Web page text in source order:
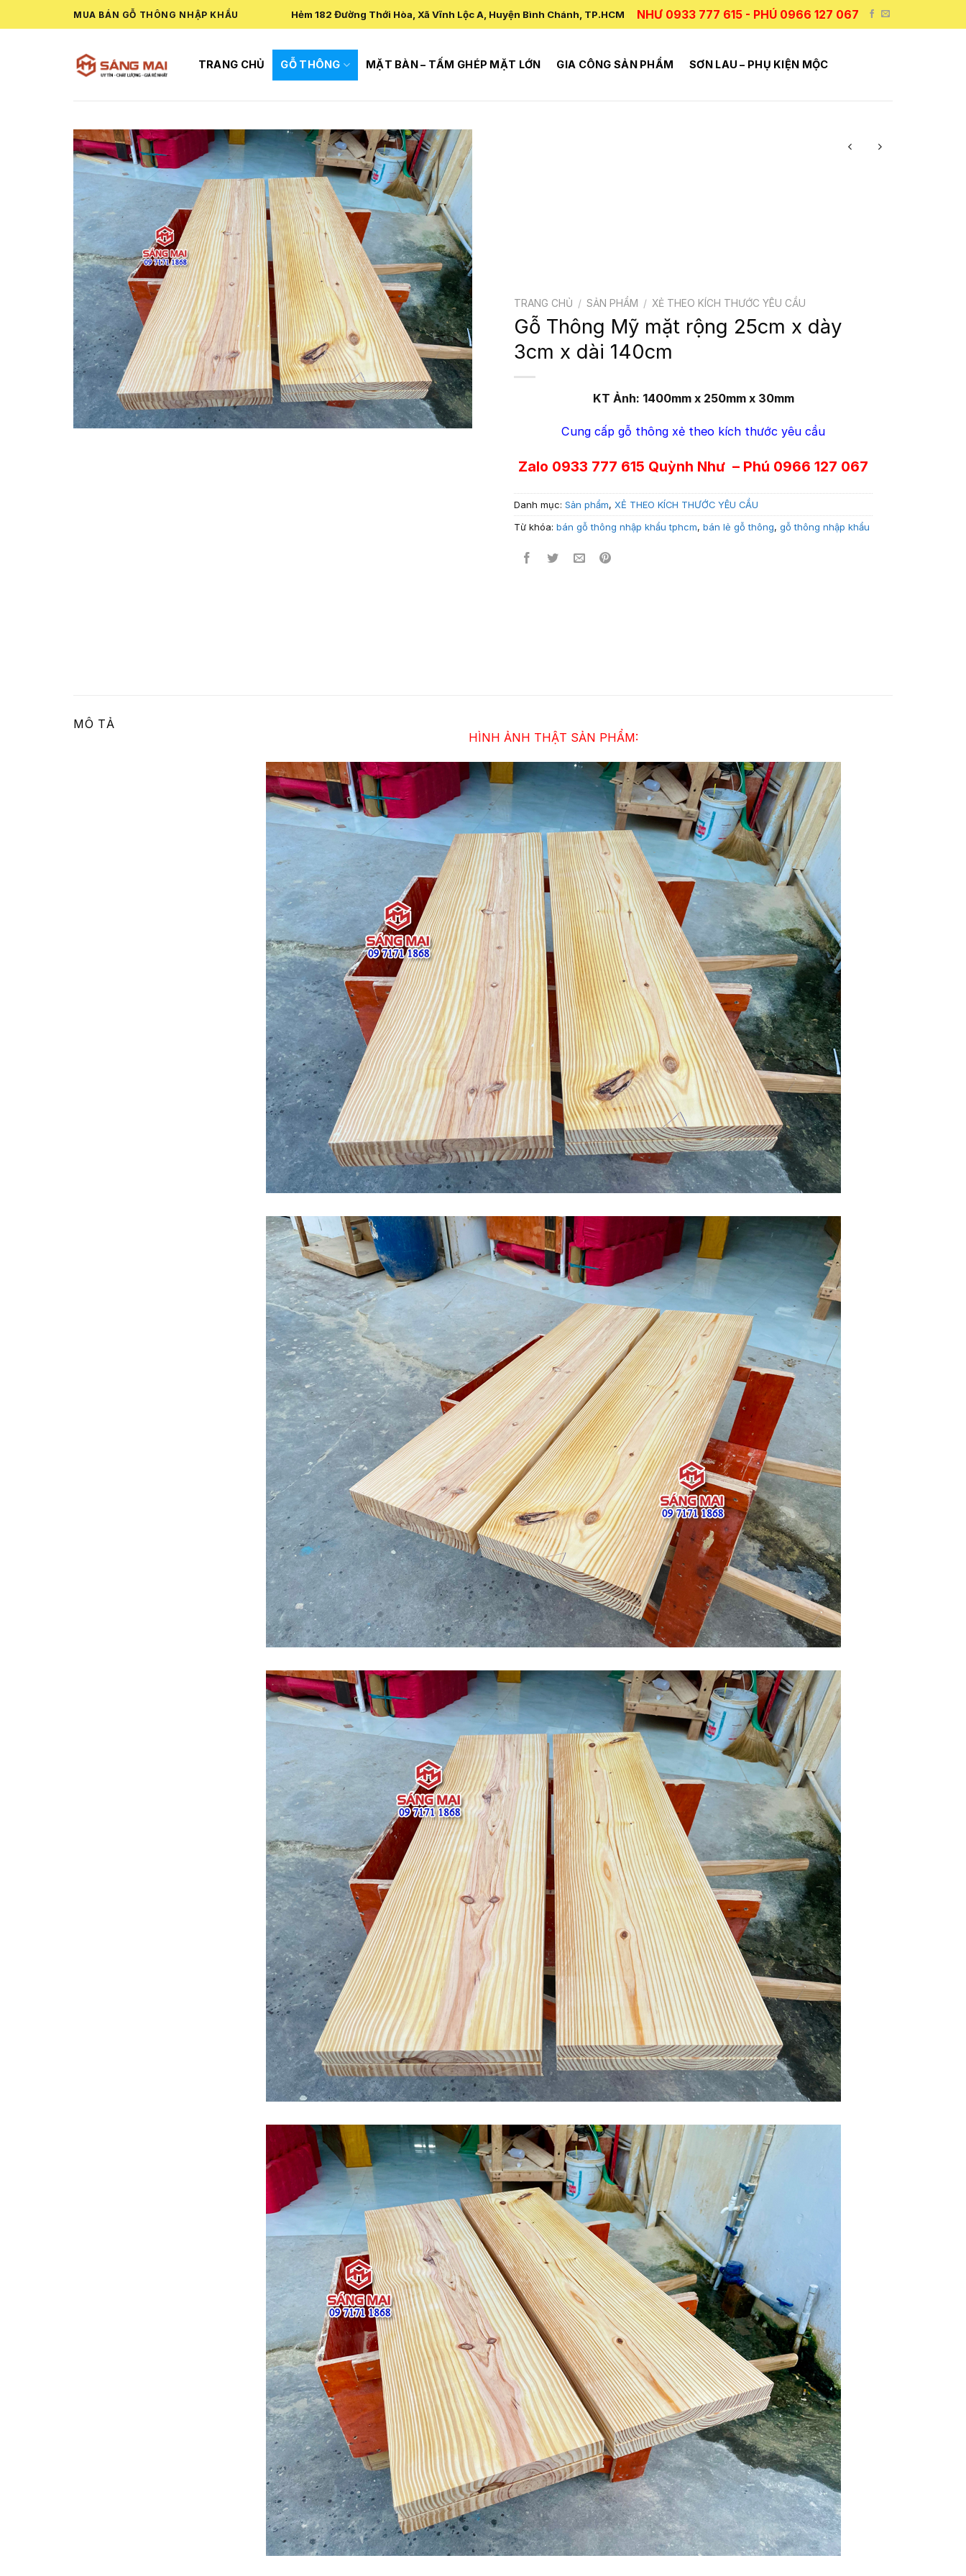
to
MUA BÁN GỖ THÔNG NHẬP KHẨU Hẻm 182 Đường Thới Hòa, Xã Vĩnh Lộc A, Huyện Bình Chánh, TP.HCM NHƯ 0933 777 615 - PHÚ 0966 127 067
TRANG CHỦ GỖ THÔNG MẶT BÀN – TẤM GHÉP MẶT LỚN GIA CÔNG SẢN PHẨM SƠN LAU – PHỤ KIỆN MỘC
TRANG CHỦ / SẢN PHẨM / XẺ THEO KÍCH THƯỚC YÊU CẦU
Gỗ Thông Mỹ mặt rộng 25cm x dày
3cm x dài 140cm
KT Ảnh: 1400mm x 250mm x 30mm
Cung cấp gỗ thông xẻ theo kích thước yêu cầu
Zalo 0933 777 615 Quỳnh Như – Phú 0966 127 067
Danh mục: Sản phẩm, XẺ THEO KÍCH THƯỚC YÊU CẦU
Từ khóa: bán gỗ thông nhập khẩu tphcm, bán lẻ gỗ thông, gỗ thông nhập khẩu
MÔ TẢ
HÌNH ẢNH THẬT SẢN PHẨM: